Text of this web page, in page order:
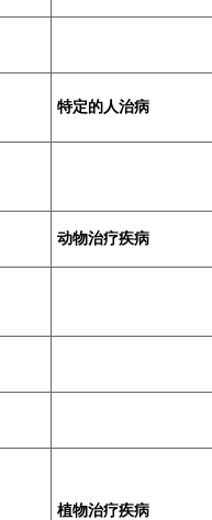
特定的人治病
动物治疗疾病
植物治疗疾病